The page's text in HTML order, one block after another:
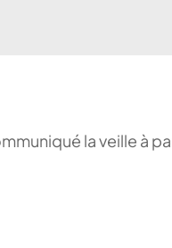
la veille à